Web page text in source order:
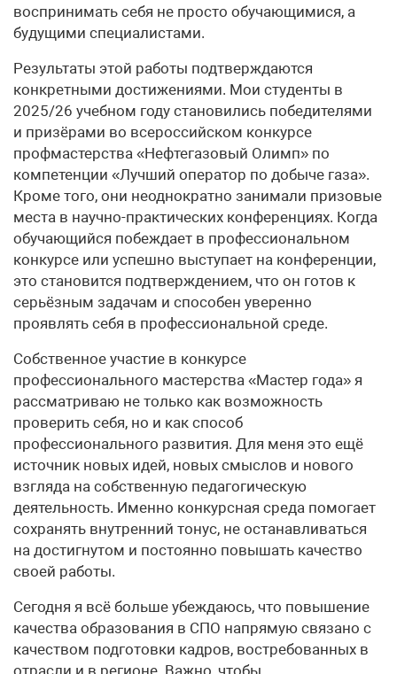
воспринимать себя не просто обучающимися, а
будущими специалистами.
Результаты этой работы подтверждаются
конкретными достижениями. Мои студенты в
2025/26 учебном году становились победителями
и призёрами во всероссийском конкурсе
профмастерства «Нефтегазовый Олимп» по
компетенции «Лучший оператор по добыче газа».
Кроме того, они неоднократно занимали призовые
места в научно-практических конференциях. Когда
обучающийся побеждает в профессиональном
конкурсе или успешно выступает на конференции,
это становится подтверждением, что он готов к
серьёзным задачам и способен уверенно
проявлять себя в профессиональной среде.
Собственное участие в конкурсе
профессионального мастерства «Мастер года» я
рассматриваю не только как возможность
проверить себя, но и как способ
профессионального развития. Для меня это ещё
источник новых идей, новых смыслов и нового
взгляда на собственную педагогическую
деятельность. Именно конкурсная среда помогает
сохранять внутренний тонус, не останавливаться
на достигнутом и постоянно повышать качество
своей работы.
Сегодня я всё больше убеждаюсь, что повышение
качества образования в СПО напрямую связано с
качеством подготовки кадров, востребованных в
отрасли и в регионе. Важно, чтобы